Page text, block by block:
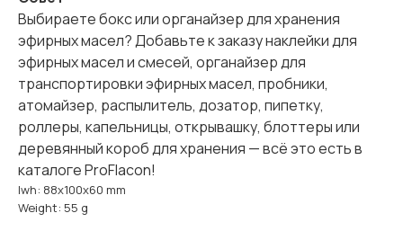
Выбираете бокс или органайзер для хранения
эфирных масел? Добавьте к заказу наклейки для
эфирных масел и смесей, органайзер для
транспортировки эфирных масел, пробники,
атомайзер, распылитель, дозатор, пипетку,
роллеры, капельницы, открывашку, блоттеры или
деревянный короб для хранения — всё это есть в
каталоге ProFlacon!
lwh: 88x100x60 mm
Weight: 55 g